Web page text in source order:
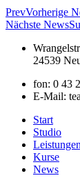
PrevVorherige
Nächste News
24539
fon: 0 43
E-Mail:
Start
Studio
Leistungen
Kurse
News